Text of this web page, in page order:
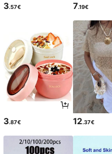
3.57€ 7.19€
3.87€ 12.37€